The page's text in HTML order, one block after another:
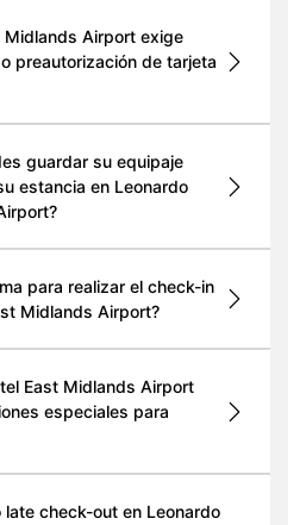
Midlands Airport exige
preautorización de tarjeta
guardar su equipaje
estancia en Leonardo
para realizar el check-in
Midlands Airport?
East Midlands Airport
especiales para
late check-out en Leonardo